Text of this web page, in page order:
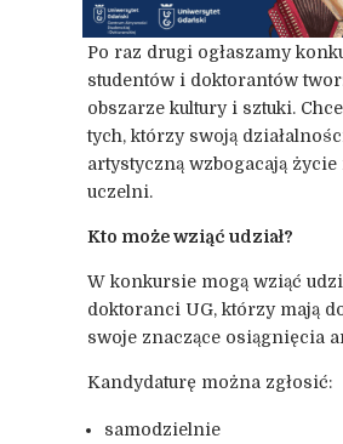
Po raz drugi ogłaszamy
studentów i doktorantów
obszarze kultury i sztuki.
tych, którzy swoją
artystyczną wzbogacają życie
uczelni.
Kto może wziąć udział?
W konkursie mogą wziąć
doktoranci UG, którzy mają
swoje znaczące osiągnięcia
Kandydaturę można zgłosić:
samodzielnie